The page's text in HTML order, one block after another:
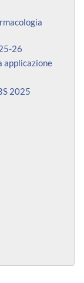
26
applicazione
2025